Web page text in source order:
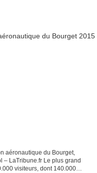
aéronautique du Bourget,
– LaTribune.fr Le plus grand
visiteurs, dont 140.000